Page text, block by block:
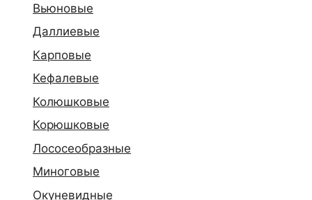
Вьюновые
Даллиевые
Карповые
Кефалевые
Колюшковые
Корюшковые
Лососеобразные
Миноговые
Окуневидные